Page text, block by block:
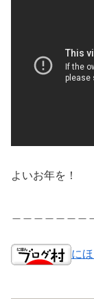
よいお年を！
に